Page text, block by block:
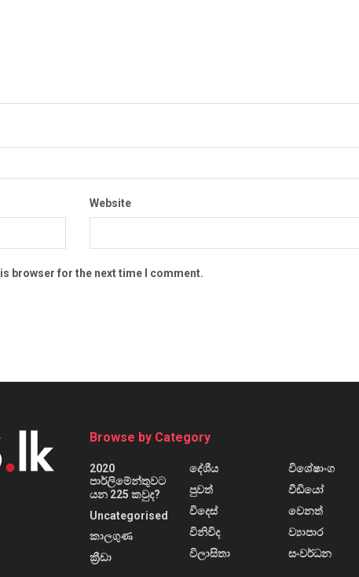
Website
browser for the next time I comment.
Browse by Category
2020
පාර්ලිමේන්තුවට
යන 225 කවුද?
Uncategorised
කාලගුණ
ක්‍රීඩා
දේශීය
පුවත්
විදෙස්
විනිවිද
විලාසිතා
විශේෂාංග
වීඩියෝ
වෙනත්
ව්‍යාපාර
සංවර්ධන